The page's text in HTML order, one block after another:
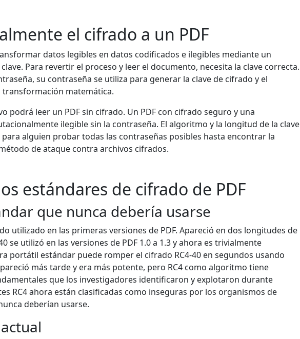
el cifrado a un PDF
datos legibles en datos codificados e ilegibles mediante un
Para revertir el proceso y leer el documento, necesita la clave correcta.
su contraseña se utiliza para generar la clave de cifrado y el
matemática.
podrá leer un PDF sin cifrado. Un PDF con cifrado seguro y una
ilegible sin la contraseña. El algoritmo y la longitud de la clave
alguien probar todas las contraseñas posibles hasta encontrar la
de ataque contra archivos cifrados.
estándares de cifrado de PDF
que nunca debería usarse
utilizado en las primeras versiones de PDF. Apareció en dos longitudes de
se utilizó en las versiones de PDF 1.0 a 1.3 y ahora es trivialmente
portátil estándar puede romper el cifrado RC4-40 en segundos usando
más tarde y era más potente, pero RC4 como algoritmo tiene
que los investigadores identificaron y explotaron durante
RC4 ahora están clasificadas como inseguras por los organismos de
deberían usarse.